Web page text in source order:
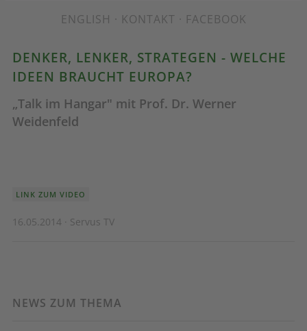
ENGLISH · KONTAKT · FACEBOOK
DENKER, LENKER, STRATEGEN - WELCHE
IDEEN BRAUCHT EUROPA?
„Talk im Hangar" mit Prof. Dr. Werner
Weidenfeld
LINK ZUM VIDEO
16.05.2014 · Servus TV
NEWS ZUM THEMA